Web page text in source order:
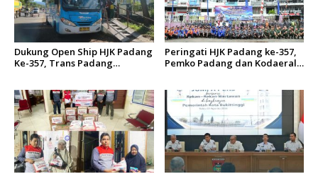
Dukung Open Ship HJK Padang
Ke-357, Trans Padang
Peringati HJK Padang ke-357,
Pemko Padang dan Kodaeral